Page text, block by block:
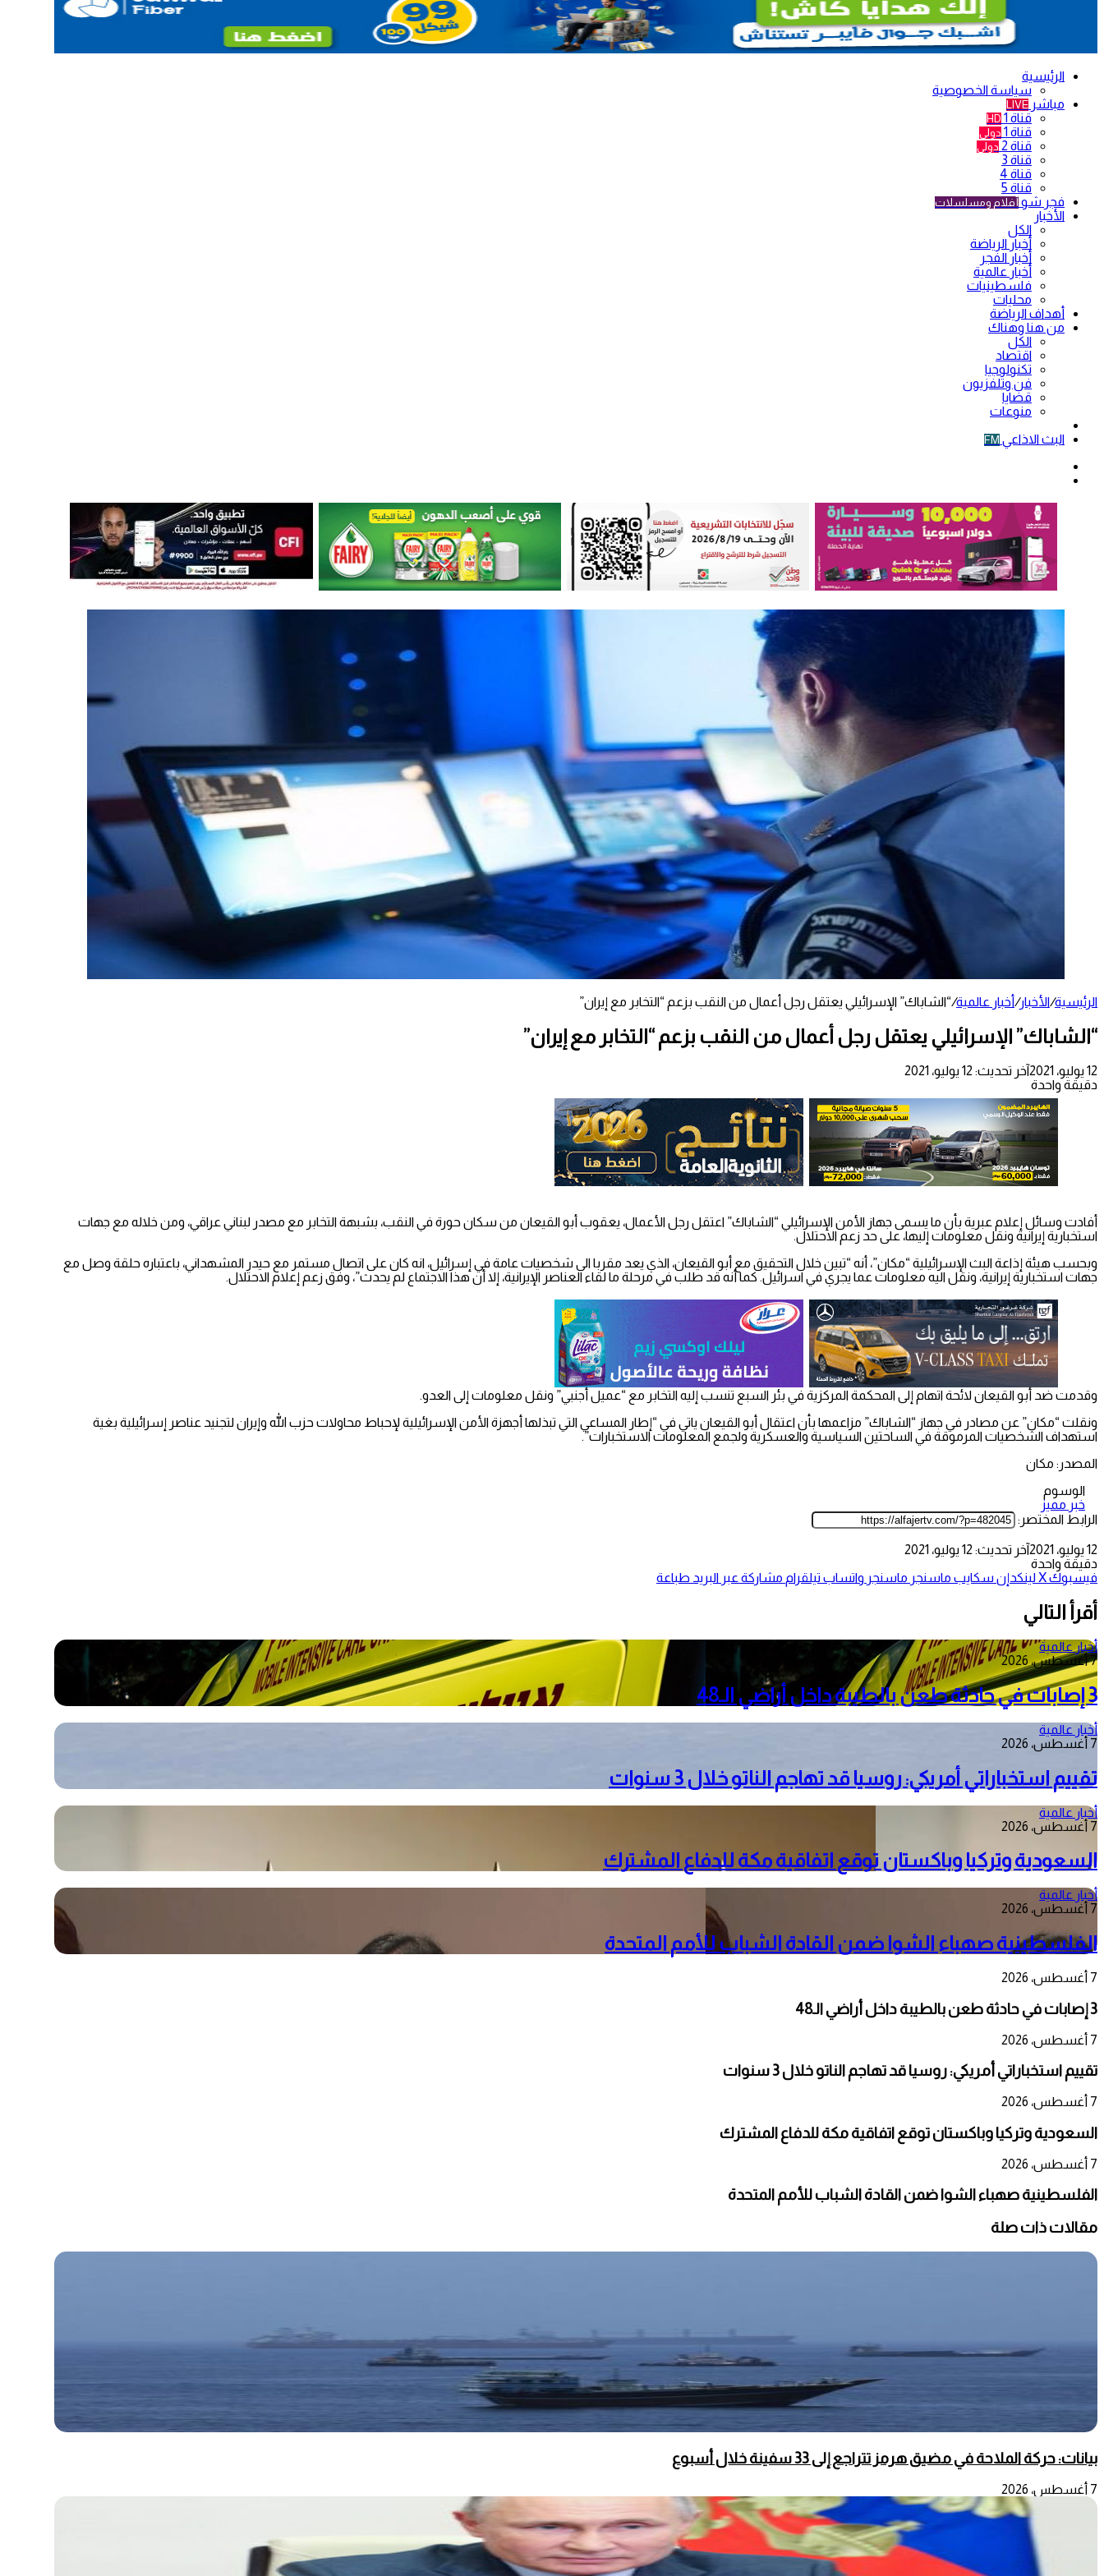
الرئيسية
سياسة الخصوصية
مباشر LIVE
قناة 1 HD
قناة 1 دولي
قناة 2 دولي
قناة 3
قناة 4
قناة 5
فجر شو أفلام ومسلسلات
الأخبار
الكل
أخبار الرياضة
أخبار الفجر
أخبار عالمية
فلسطينيات
محليات
أهداف الرياضة
من هنا وهناك
الكل
اقتصاد
تكنولوجيا
فن وتلفزيون
قضايا
منوعات
البث الاذاعي FM
الرئيسية/الأخبار/أخبار عالمية/“الشاباك” الإسرائيلي يعتقل رجل أعمال من النقب بزعم “التخابر مع إيران”
“الشاباك” الإسرائيلي يعتقل رجل أعمال من النقب بزعم “التخابر مع إيران”
12 يوليو، 2021
آخر تحديث: 12 يوليو، 2021
دقيقة واحدة
أفادت وسائل إعلام عبرية بأن ما يسمى جهاز الأمن الإسرائيلي “الشاباك” اعتقل رجل الأعمال، يعقوب أبو القيعان من سكان حورة في النقب، بشبهة التخابر مع مصدر لبناني عراقي، ومن خلاله مع جهات
استخبارية إيرانية ونقل معلومات إليها، على حد زعم الاحتلال.
وبحسب هيئة إذاعة البث الإسرائيلية “مكان”، أنه “تبين خلال التحقيق مع أبو القيعان، الذي يعد مقربا الى شخصيات عامة في إسرائيل، انه كان على اتصال مستمر مع حيدر المشهداني، باعتباره حلقة وصل مع
جهات استخبارية إيرانية، ونقل اليه معلومات عما يجري في اسرائيل. كما أنه قد طلب في مرحلة ما لقاء العناصر الإيرانية، إلا أن هذا الاجتماع لم يحدث”، وفق زعم إعلام الاحتلال.
وقدمت ضد أبو القيعان لائحة اتهام إلى المحكمة المركزية في بئر السبع تنسب إليه التخابر مع “عميل أجنبي” ونقل معلومات إلى العدو.
ونقلت “مكان” عن مصادر في جهاز “الشاباك” مزاعمها بأن اعتقال أبو القيعان ياتي في “إطار المساعي التي تبذلها أجهزة الأمن الإسرائيلية لإحباط محاولات حزب الله وإيران لتجنيد عناصر إسرائيلية بغية
استهداف الشخصيات المرموقة في الساحتين السياسية والعسكرية ولجمع المعلومات الاستخبارات”.
المصدر: مكان
الوسوم
خبر مميز
الرابط المختصر:
12 يوليو، 2021
آخر تحديث: 12 يوليو، 2021
دقيقة واحدة
فيسبوك‫Xلينكدإن سكايب ماسنجر ماسنجر واتساب تيلقرام مشاركة عبر البريد طباعة
أقرأ التالي
أخبار عالمية
7 أغسطس، 2026
3 إصابات في حادثة طعن بالطيبة داخل أراضي الـ48
أخبار عالمية
7 أغسطس، 2026
تقييم استخباراتي أمريكي: روسيا قد تهاجم الناتو خلال 3 سنوات
أخبار عالمية
7 أغسطس، 2026
السعودية وتركيا وباكستان توقع اتفاقية مكة للدفاع المشترك
أخبار عالمية
7 أغسطس، 2026
الفلسطينية صهباء الشوا ضمن القادة الشباب للأمم المتحدة
7 أغسطس، 2026
3 إصابات في حادثة طعن بالطيبة داخل أراضي الـ48
7 أغسطس، 2026
تقييم استخباراتي أمريكي: روسيا قد تهاجم الناتو خلال 3 سنوات
7 أغسطس، 2026
السعودية وتركيا وباكستان توقع اتفاقية مكة للدفاع المشترك
7 أغسطس، 2026
الفلسطينية صهباء الشوا ضمن القادة الشباب للأمم المتحدة
مقالات ذات صلة
بيانات: حركة الملاحة في مضيق هرمز تتراجع إلى 33 سفينة خلال أسبوع
7 أغسطس، 2026